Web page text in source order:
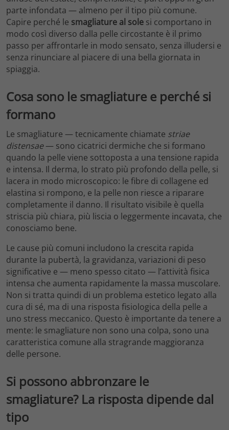
parte infondata — almeno per il tipo più comune.
Capire perché le smagliature al sole si comportano in
modo così diverso dalla pelle circostante è il primo
passo per affrontarle in modo sensato, senza illudersi e
senza rinunciare al piacere di una bella giornata in
spiaggia.
Cosa sono le smagliature e perché si
formano
Le smagliature — tecnicamente chiamate striae
distensae— sono cicatrici dermiche che si formano
quando la pelle viene sottoposta a una tensione rapida
e intensa. Il derma, lo strato più profondo della pelle, si
lacera in modo microscopico: le fibre di collagene ed
elastina si rompono, e la pelle non riesce a riparare
completamente il danno. Il risultato visibile è quella
striscia più chiara, più liscia o leggermente incavata, che
conosciamo bene.
Le cause più comuni includono la crescita rapida
durante la pubertà, la gravidanza, variazioni di peso
significative e — meno spesso citato — l’attività fisica
intensa che aumenta rapidamente la massa muscolare.
Non si tratta quindi di un problema estetico legato alla
cura di sé, ma di una risposta fisiologica della pelle a
uno stress meccanico. Questo è importante da tenere a
mente: le smagliature non sono una colpa, sono una
caratteristica comune alla stragrande maggioranza
delle persone.
Si possono abbronzare le
smagliature? La risposta dipende dal
tipo